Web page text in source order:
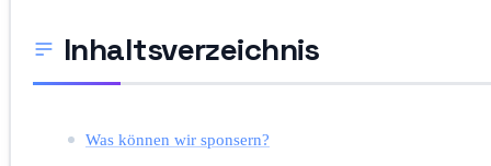
Inhaltsverzeichnis
Was können wir sponsern?